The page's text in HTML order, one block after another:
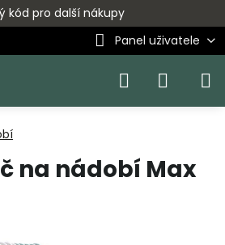
kód pro další nákupy
Panel uživatele
na nádobí Max